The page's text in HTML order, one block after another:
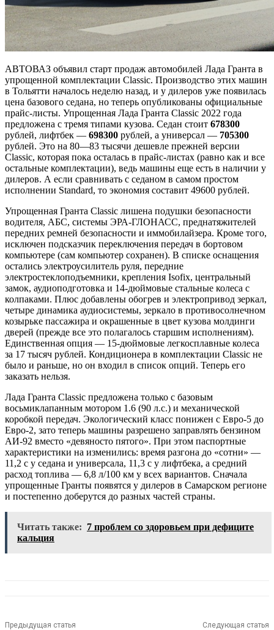
АВТОВАЗ объявил старт продаж автомобилей Лада Гранта в
упрощенной комплектации Classic. Производство этих машин
в Тольятти началось неделю назад, и у дилеров уже появилась
цена базового седана, но теперь опубликованы официальные
прайс-листы. Упрощенная Лада Гранта Classic 2022 года
предложена с тремя типами кузова. Седан стоит 678300
рублей, лифтбек — 698300 рублей, а универсал — 705300
рублей. Это на 80—83 тысячи дешевле прежней версии
Classic, которая пока осталась в прайс-листах (равно как и все
остальные комплектации), ведь машины еще есть в наличии у
дилеров. А если сравнивать с седаном в самом простом
исполнении Standard, то экономия составит 49600 рублей.
Упрощенная Гранта Classic лишена подушки безопасности
водителя, АБС, системы ЭРА-ГЛОНАСС, преднатяжителей
передних ремней безопасности и иммобилайзера. Кроме того,
исключен подсказчик переключения передач в бортовом
компьютере (сам компьютер сохранен). В списке оснащения
остались электроусилитель руля, передние
электростеклоподъемники, крепления Isofix, центральный
замок, аудиоподготовка и 14-дюймовые стальные колеса с
колпаками. Плюс добавлены обогрев и электропривод зеркал,
четыре динамика аудиосистемы, зеркало в противосолнечном
козырьке пассажира и окрашенные в цвет кузова молдинги
дверей (прежде все это полагалось старшим исполнениям).
Единственная опция — 15-дюймовые легкосплавные колеса
за 17 тысяч рублей. Кондиционера в комплектации Classic не
было и раньше, но он входил в список опций. Теперь его
заказать нельзя.
Лада Гранта Classic предложена только с базовым
восьмиклапанным мотором 1.6 (90 л.с.) и механической
коробкой передач. Экологический класс понижен с Евро-5 до
Евро-2, зато теперь машины разрешено заправлять бензином
АИ-92 вместо «девяносто пятого». При этом паспортные
характеристики на изменились: время разгона до «сотни» —
11,2 с у седана и универсала, 11,3 с у лифтбека, а средний
расход топлива — 6,8 л/100 км у всех вариантов. Сначала
упрощенные Гранты появятся у дилеров в Самарском регионе
и постепенно доберутся до разных частей страны.
Читать также: 7 проблем со здоровьем при дефиците
кальция
Предыдущая статья Следующая статья